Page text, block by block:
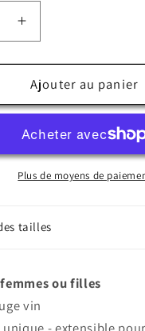
Augmenter
la
quantité
de
Béret
bordeaux
uni
-
Ajouter au panier
Plus de moyens de
tailles
ou filles
vin
unique - extensible